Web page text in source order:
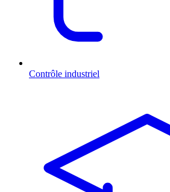
Contrôle industriel